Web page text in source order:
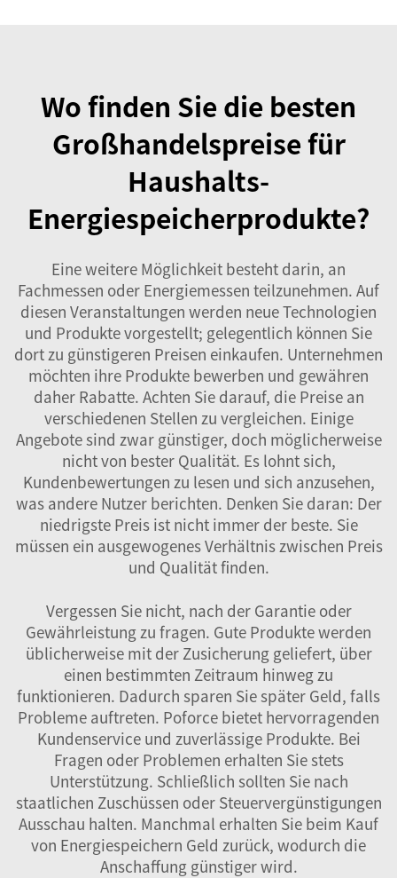
Wo finden Sie die besten
Großhandelspreise für
Haushalts-
Energiespeicherprodukte?
Eine weitere Möglichkeit besteht darin, an
Fachmessen oder Energiemessen teilzunehmen. Auf
diesen Veranstaltungen werden neue Technologien
und Produkte vorgestellt; gelegentlich können Sie
dort zu günstigeren Preisen einkaufen. Unternehmen
möchten ihre Produkte bewerben und gewähren
daher Rabatte. Achten Sie darauf, die Preise an
verschiedenen Stellen zu vergleichen. Einige
Angebote sind zwar günstiger, doch möglicherweise
nicht von bester Qualität. Es lohnt sich,
Kundenbewertungen zu lesen und sich anzusehen,
was andere Nutzer berichten. Denken Sie daran: Der
niedrigste Preis ist nicht immer der beste. Sie
müssen ein ausgewogenes Verhältnis zwischen Preis
und Qualität finden.
Vergessen Sie nicht, nach der Garantie oder
Gewährleistung zu fragen. Gute Produkte werden
üblicherweise mit der Zusicherung geliefert, über
einen bestimmten Zeitraum hinweg zu
funktionieren. Dadurch sparen Sie später Geld, falls
Probleme auftreten. Poforce bietet hervorragenden
Kundenservice und zuverlässige Produkte. Bei
Fragen oder Problemen erhalten Sie stets
Unterstützung. Schließlich sollten Sie nach
staatlichen Zuschüssen oder Steuervergünstigungen
Ausschau halten. Manchmal erhalten Sie beim Kauf
von Energiespeichern Geld zurück, wodurch die
Anschaffung günstiger wird.